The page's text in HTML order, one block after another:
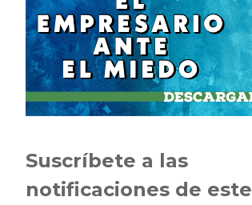
Suscríbete a las
notificaciones de este